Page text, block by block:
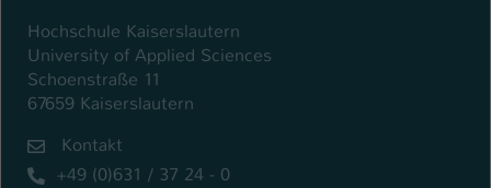
Hochschule Kaiserslautern
University of Applied Sciences
Schoenstraße 11
67659 Kaiserslautern
Kontakt
+49 (0)631 / 37 24 - 0